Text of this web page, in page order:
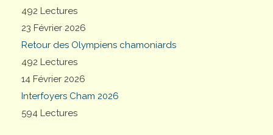
492 Lectures
23 Février 2026
Retour des Olympiens chamoniards
492 Lectures
14 Février 2026
Interfoyers Cham 2026
594 Lectures